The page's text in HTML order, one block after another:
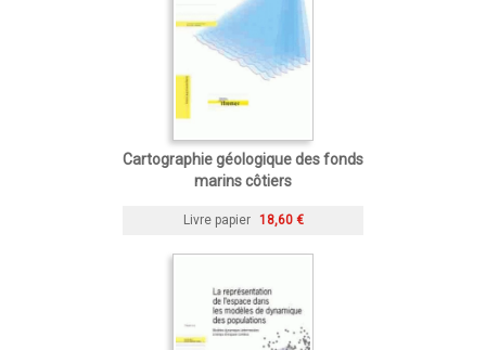
Cartographie géologique des fonds
marins côtiers
Livre papier 18,60 €